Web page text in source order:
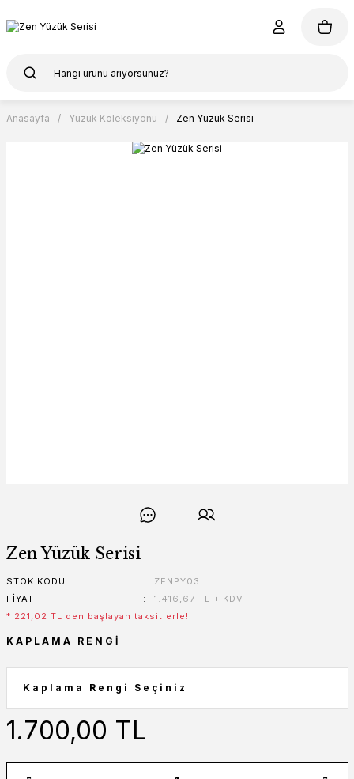
Anasayfa Yüzük Koleksiyonu Zen Yüzük Serisi
Zen Yüzük Serisi
STOK KODU
ZENPY03
FIYAT
1.416,67 TL + KDV
* 221,02 TL den başlayan taksitlerle!
KAPLAMA RENGI
1.700,00 TL